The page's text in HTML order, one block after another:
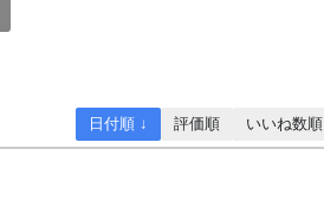
日付順 ↓ 評価順 いいね数順